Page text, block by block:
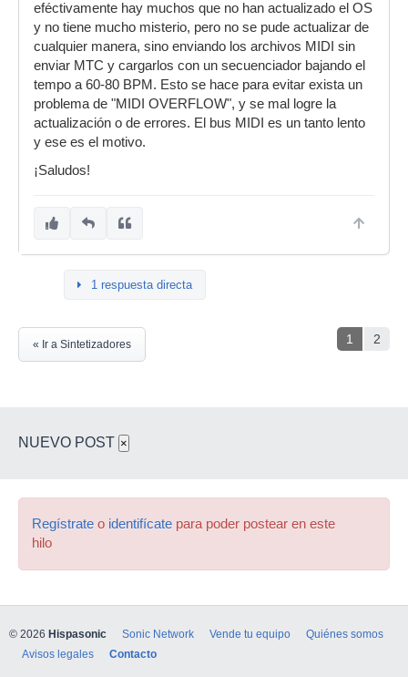
eféctivamente hay muchos que no han actualizado el OS
y no tiene mucho misterio, pero no se pude actualizar de
cualquier manera, sino enviando los archivos MIDI sin
enviar MTC y cargarlos con un secuenciador bajando el
tempo a 60-80 BPM. Esto se hace para evitar exista un
problema de "MIDI OVERFLOW", y se mal logre la
actualización o de errores. El bus MIDI es un tanto lento
y ese es el motivo.
¡Saludos!
1 respuesta directa
1 2
« Ir a Sintetizadores
NUEVO POST ×
Regístrate o identifícate para poder postear en este
hilo
© 2026 Hispasonic Sonic Network Vende tu equipo
Quiénes somos
Avisos legales
Contacto